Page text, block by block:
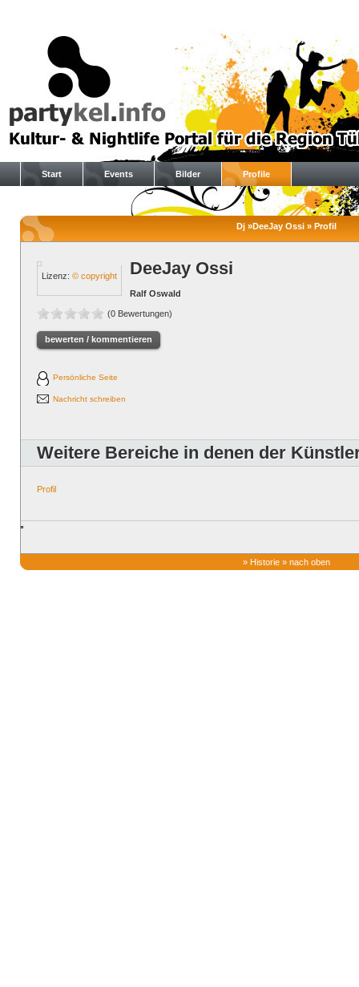
Start Events Bilder Profile
Dj »DeeJay Ossi » Profil
Lizenz: © copyright DeeJay Ossi
Ralf Oswald
(0 Bewertungen)
bewerten / kommentieren
Persönliche Seite
Nachricht schreiben
Weitere Bereiche in denen der
Profil
» Historie » nach oben